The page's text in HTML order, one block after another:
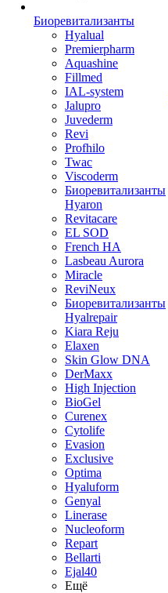
Биоревитализанты
Hyalual
Premierpharm
Aquashine
Fillmed
IAL-system
Jalupro
Juvederm
Revi
Profhilo
Twac
Viscoderm
Биоревитализанты
Hyaron
Revitacare
EL SOD
French HA
Lasbeau Aurora
Miracle
ReviNeux
Биоревитализанты
Hyalrepair
Kiara Reju
Elaxen
Skin Glow DNA
DerMaxx
High Injection
BioGel
Curenex
Cytolife
Evasion
Exclusive
Optima
Hyaluform
Genyal
Linerase
Nucleoform
Repart
Bellarti
Ejal40
Ещё